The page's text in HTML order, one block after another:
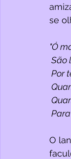
se
"Ó
São
Por
O